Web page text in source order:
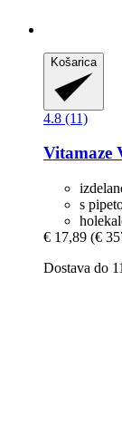
Košarica
4.8 (11)
Vitamaze
s
€ 17,89 (€
Dostava do